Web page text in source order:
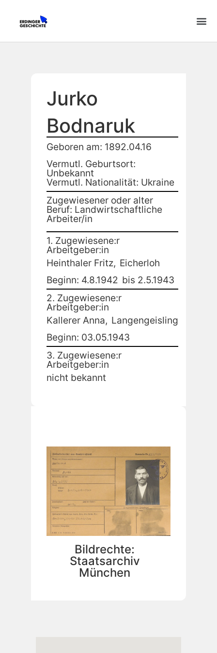
Jurko
Bodnaruk
Geboren am: 1892.04.16
Vermutl. Geburtsort:
Unbekannt
Vermutl. Nationalität: Ukraine
Zugewiesener oder alter
Beruf: Landwirtschaftliche
Arbeiter/in
1. Zugewiesene:r
Arbeitgeber:in
Heinthaler Fritz, Eicherloh
Beginn: 4.8.1942 bis 2.5.1943
2. Zugewiesene:r
Arbeitgeber:in
Kallerer Anna, Langengeisling
Beginn: 03.05.1943
3. Zugewiesene:r
Arbeitgeber:in
nicht bekannt
Bildrechte:
Staatsarchiv
München